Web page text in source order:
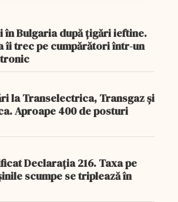
în Bulgaria după țigări ieftine.
îi trec pe cumpărători într-un
la Transelectrica, Transgaz și
Aproape 400 de posturi
Declarația 216. Taxa pe
scumpe se triplează în